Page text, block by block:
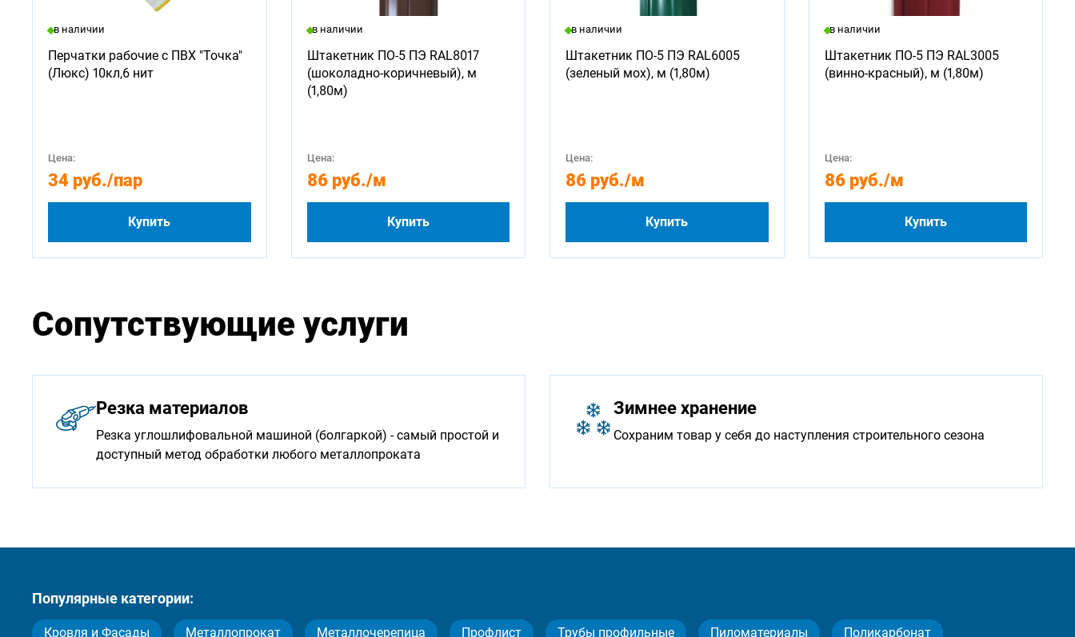
в наличии
Перчатки рабочие с ПВХ "Точка"
(Люкс) 10кл,6 нит
Цена:
34 руб./пар
Купить
в наличии
Штакетник ПО-5 ПЭ RAL8017
(шоколадно-коричневый), м
(1,80м)
Цена:
86 руб./м
Купить
в наличии
Штакетник ПО-5 ПЭ RAL6005
(зеленый мох), м (1,80м)
Цена:
86 руб./м
Купить
в наличии
Штакетник ПО-5 ПЭ RAL3005
(винно-красный), м (1,80м)
Цена:
86 руб./м
Купить
Сопутствующие услуги
Резка материалов
Резка углошлифовальной машиной (болгаркой) - самый простой и
доступный метод обработки любого металлопроката
Зимнее хранение
Сохраним товар у себя до наступления строительного сезона
Популярные категории:
Кровля и Фасады Металлопрокат Металлочерепица Профлист Трубы профильные Пиломатериалы Поликарбонат